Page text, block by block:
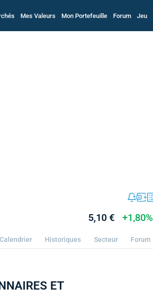
Mes Valeurs Mon Portefeuille Forum Jeu
5,10 € +1,80%
Calendrier Historiques Secteur Forum
ET